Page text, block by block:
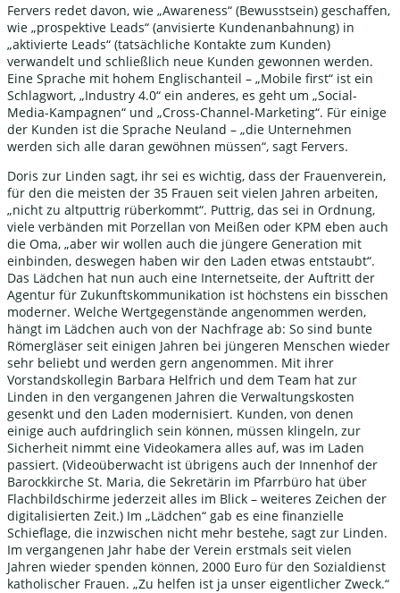
Fervers redet davon, wie „Awareness“ (Bewusstsein) geschaffen,
wie „prospektive Leads“ (anvisierte Kundenanbahnung) in
„aktivierte Leads“ (tatsächliche Kontakte zum Kunden)
verwandelt und schließlich neue Kunden gewonnen werden.
Eine Sprache mit hohem Englischanteil – „Mobile first“ ist ein
Schlagwort, „Industry 4.0“ ein anderes, es geht um „Social-
Media-Kampagnen“ und „Cross-Channel-Marketing“. Für einige
der Kunden ist die Sprache Neuland – „die Unternehmen
werden sich alle daran gewöhnen müssen“, sagt Fervers.
Doris zur Linden sagt, ihr sei es wichtig, dass der Frauenverein,
für den die meisten der 35 Frauen seit vielen Jahren arbeiten,
„nicht zu altputtrig rüberkommt“. Puttrig, das sei in Ordnung,
viele verbänden mit Porzellan von Meißen oder KPM eben auch
die Oma, „aber wir wollen auch die jüngere Generation mit
einbinden, deswegen haben wir den Laden etwas entstaubt“.
Das Lädchen hat nun auch eine Internetseite, der Auftritt der
Agentur für Zukunftskommunikation ist höchstens ein bisschen
moderner. Welche Wertgegenstände angenommen werden,
hängt im Lädchen auch von der Nachfrage ab: So sind bunte
Römergläser seit einigen Jahren bei jüngeren Menschen wieder
sehr beliebt und werden gern angenommen. Mit ihrer
Vorstandskollegin Barbara Helfrich und dem Team hat zur
Linden in den vergangenen Jahren die Verwaltungskosten
gesenkt und den Laden modernisiert. Kunden, von denen
einige auch aufdringlich sein können, müssen klingeln, zur
Sicherheit nimmt eine Videokamera alles auf, was im Laden
passiert. (Videoüberwacht ist übrigens auch der Innenhof der
Barockkirche St. Maria, die Sekretärin im Pfarrbüro hat über
Flachbildschirme jederzeit alles im Blick – weiteres Zeichen der
digitalisierten Zeit.) Im „Lädchen“ gab es eine finanzielle
Schieflage, die inzwischen nicht mehr bestehe, sagt zur Linden.
Im vergangenen Jahr habe der Verein erstmals seit vielen
Jahren wieder spenden können, 2000 Euro für den Sozialdienst
katholischer Frauen. „Zu helfen ist ja unser eigentlicher Zweck.“